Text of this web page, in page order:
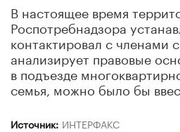
В настоящее время
Роспотребнадзора
контактировал с членами
анализирует правовые
в подъезде
семья, можно было бы
Источник: ИНТЕРФАКС